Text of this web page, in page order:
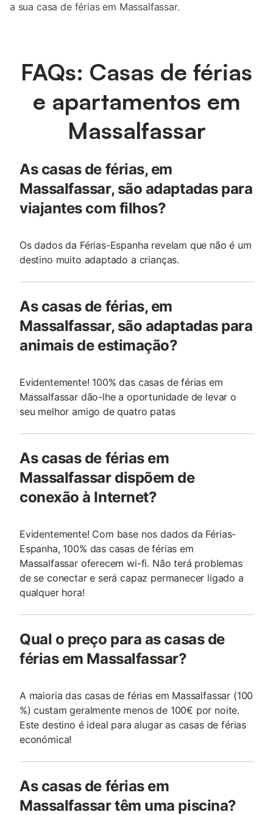
a sua casa de férias em Massalfassar.
FAQs: Casas de férias
e apartamentos em
Massalfassar
As casas de férias, em
Massalfassar, são adaptadas para
viajantes com filhos?
Os dados da Férias-Espanha revelam que não é um
destino muito adaptado a crianças.
As casas de férias, em
Massalfassar, são adaptadas para
animais de estimação?
Evidentemente! 100% das casas de férias em
Massalfassar dão-lhe a oportunidade de levar o
seu melhor amigo de quatro patas
As casas de férias em
Massalfassar dispõem de
conexão à Internet?
Evidentemente! Com base nos dados da Férias-
Espanha, 100% das casas de férias em
Massalfassar oferecem wi-fi. Não terá problemas
de se conectar e será capaz permanecer ligado a
qualquer hora!
Qual o preço para as casas de
férias em Massalfassar?
A maioria das casas de férias em Massalfassar (100
%) custam geralmente menos de 100€ por noite.
Este destino é ideal para alugar as casas de férias
económica!
As casas de férias em
Massalfassar têm uma piscina?